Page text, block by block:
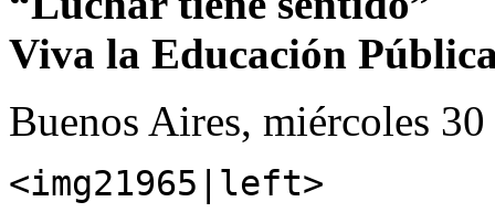
Viva la Educación
Buenos Aires, miércoles
<img21965|left>